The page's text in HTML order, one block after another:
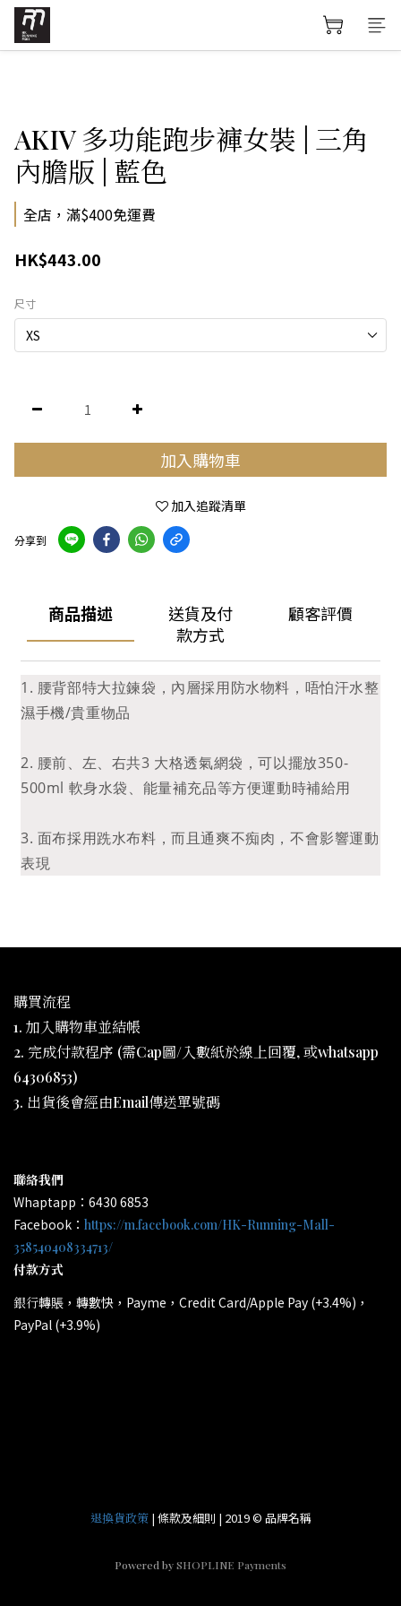
AKIV 多功能跑步褲女裝 | 三角
內膽版 | 藍色
全店，滿$400免運費
HK$443.00
尺寸
加入購物車
加入追蹤清單
分享到
商品描述
送貨及付
款方式
顧客評價
1. 腰背部特大拉鍊袋，內層採用防水物料，唔怕汗水整
濕手機/貴重物品
2. 腰前、左、右共3 大格透氣網袋，可以擺放350-
500ml 軟身水袋、能量補充品等方便運動時補給用
3. 面布採用跣水布料，而且通爽不痴肉，不會影響運動
表現
購買流程
1. 加入購物車並結帳
2. 完成付款程序 (需Cap圖/入數紙於線上回覆, 或whatsapp
64306853)
3. 出貨後會經由Email傳送單號碼
聯絡我們
Whaptapp：6430 6853
Facebook： https://m.facebook.com/HK-Running-Mall-
358540408334713/
付款方式
銀行轉賬，轉數快，Payme，Credit Card/Apple Pay (+3.4%)，
PayPal (+3.9%)
退換貨政策| 條款及細則 | 2019 © 品牌名稱
Powered bySHOPLINE Payments